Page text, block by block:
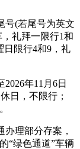
(若尾号为英文
礼拜一限行1和
日限行4和9，礼
年11月6日
日，不限行；
理部分存案，
“绿色通道”车辆